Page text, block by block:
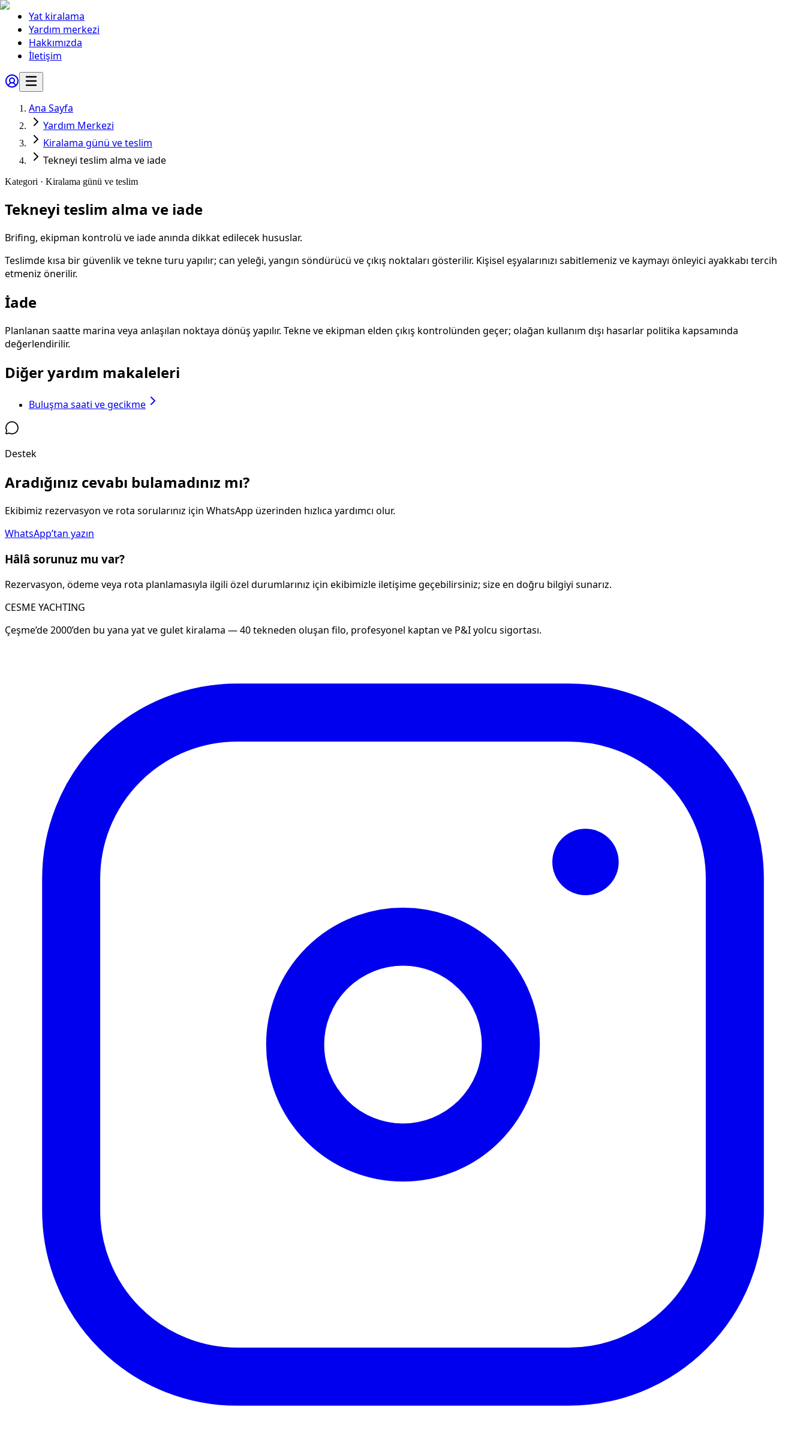
Yat kiralama
Yardım merkezi
Hakkımızda
İletişim
Ana Sayfa
Yardım Merkezi
Kiralama günü ve teslim
Tekneyi teslim alma ve iade
Kategori · Kiralama günü ve teslim
Tekneyi teslim alma ve iade
Brifing, ekipman kontrolü ve iade anında dikkat edilecek hususlar.
Teslimde kısa bir güvenlik ve tekne turu yapılır; can yeleği, yangın söndürücü ve çıkış noktaları gösterilir. Kişisel eşyalarınızı sabitlemeniz ve kaymayı önleyici ayakkabı tercih
etmeniz önerilir.
İade
Planlanan saatte marina veya anlaşılan noktaya dönüş yapılır. Tekne ve ekipman elden çıkış kontrolünden geçer; olağan kullanım dışı hasarlar politika kapsamında
değerlendirilir.
Diğer yardım makaleleri
Buluşma saati ve gecikme
Destek
Aradığınız cevabı bulamadınız mı?
Ekibimiz rezervasyon ve rota sorularınız için WhatsApp üzerinden hızlıca yardımcı olur.
WhatsApp’tan yazın
Hâlâ sorunuz mu var?
Rezervasyon, ödeme veya rota planlamasıyla ilgili özel durumlarınız için ekibimizle iletişime geçebilirsiniz; size en doğru bilgiyi sunarız.
CESME YACHTING
Çeşme’de 2000’den bu yana yat ve gulet kiralama — 40 tekneden oluşan filo, profesyonel kaptan ve P&I yolcu sigortası.